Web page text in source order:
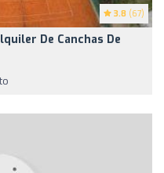
3.8 (67)
De Canchas De